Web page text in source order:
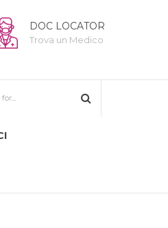
DOC LOCATOR
Trova un Medico